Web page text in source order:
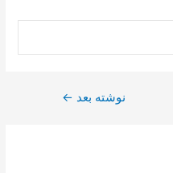
نوشته بعد ←